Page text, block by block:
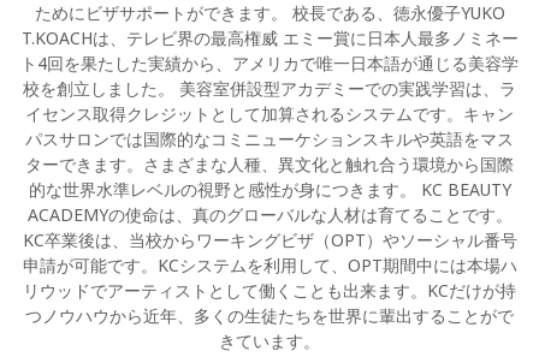
ためにビザサポートができます。 校長である、徳永優子YUKO
T.KOACHは、テレビ界の最高権威 エミー賞に日本人最多ノミネー
ト4回を果たした実績から、アメリカで唯一日本語が通じる美容学
校を創立しました。 美容室併設型アカデミーでの実践学習は、ラ
イセンス取得クレジットとして加算されるシステムです。キャン
パスサロンでは国際的なコミニューケションスキルや英語をマス
ターできます。さまざまな人種、異文化と触れ合う環境から国際
的な世界水準レベルの視野と感性が身につきます。 KC BEAUTY
ACADEMYの使命は、真のグローバルな人材は育てることです。
KC卒業後は、当校からワーキングビザ（OPT）やソーシャル番号
申請が可能です。KCシステムを利用して、OPT期間中には本場ハ
リウッドでアーティストとして働くことも出来ます。KCだけが持
つノウハウから近年、多くの生徒たちを世界に輩出することがで
きています。